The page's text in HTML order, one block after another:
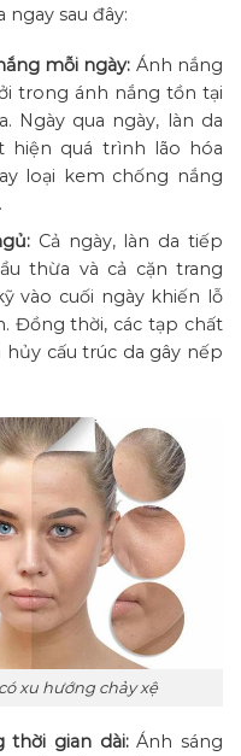
sau đây:
mỗi ngày: Ánh nắng
trong ánh nắng tồn tại
Ngày qua ngày, làn da
hiện quá trình lão hóa
loại kem chống nắng
Cả ngày, làn da tiếp
thừa và cả cặn trang
vào cuối ngày khiến lỗ
Đồng thời, các tạp chất
cấu trúc da gây nếp
xu hướng chảy xệ
thời gian dài:Ánh sáng